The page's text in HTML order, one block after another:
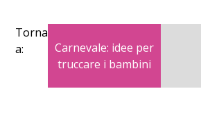
Torna
a:
Carnevale: idee per
truccare i bambini